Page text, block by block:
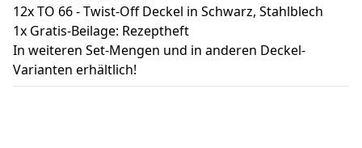
12x TO 66 - Twist-Off Deckel in Schwarz, Stahlblech
1x Gratis-Beilage: Rezeptheft
In weiteren Set-Mengen und in anderen Deckel-
Varianten erhältlich!